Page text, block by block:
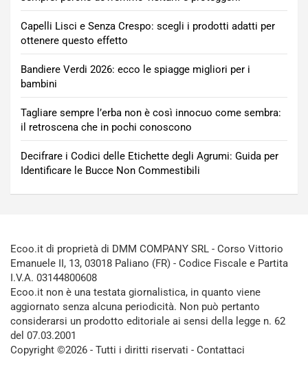
Capelli Lisci e Senza Crespo: scegli i prodotti adatti per
ottenere questo effetto
Bandiere Verdi 2026: ecco le spiagge migliori per i
bambini
Tagliare sempre l’erba non è così innocuo come sembra:
il retroscena che in pochi conoscono
Decifrare i Codici delle Etichette degli Agrumi: Guida per
Identificare le Bucce Non Commestibili
Ecoo.it di proprietà di DMM COMPANY SRL - Corso Vittorio
Emanuele II, 13, 03018 Paliano (FR) - Codice Fiscale e Partita
I.V.A. 03144800608
Ecoo.it non è una testata giornalistica, in quanto viene
aggiornato senza alcuna periodicità. Non può pertanto
considerarsi un prodotto editoriale ai sensi della legge n. 62
del 07.03.2001
Copyright ©2026 - Tutti i diritti riservati - Contattaci